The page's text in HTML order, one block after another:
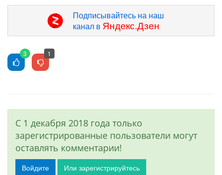
Подписывайтесь на наш
канал в Яндекс.Дзен
3 1
С 1 декабря 2018 года только
зарегистрированные пользователи могут
оставлять комментарии!
Войдите Или зарегистрируйтесь